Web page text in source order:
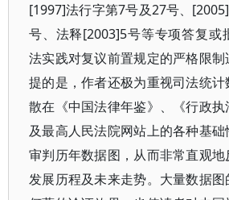
[1997]法行字第7号及27号、
号、法释[2003]5号等专项答复或
法实践对复议前置规定的严格限
提的是，作者还极为重视司法统
散在《中国法律年鉴》、《行政
及最高人民法院网站上的各种基
审判历年数据图，从而非常直观
发展历程及未来走势。大量数据